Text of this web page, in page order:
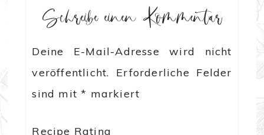
Schreibe einen Kommentar
Deine E-Mail-Adresse wird nicht
veröffentlicht.
Erforderliche Felder
sind mit* markiert
Recipe Rating